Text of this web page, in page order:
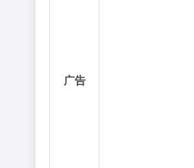
广告